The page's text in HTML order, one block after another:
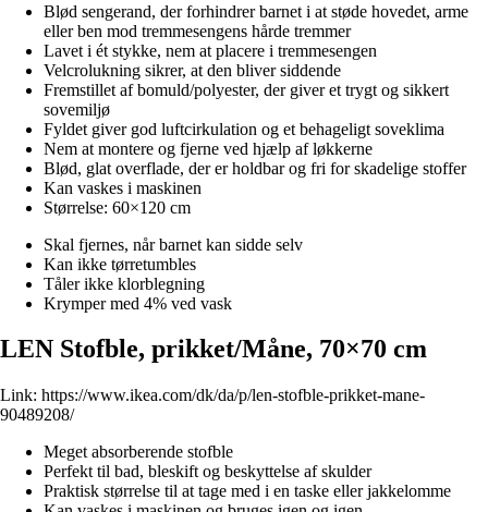
Blød sengerand, der forhindrer barnet i at støde hovedet, arme
eller ben mod tremmesengens hårde tremmer
Lavet i ét stykke, nem at placere i tremmesengen
Velcrolukning sikrer, at den bliver siddende
Fremstillet af bomuld/polyester, der giver et trygt og sikkert
sovemiljø
Fyldet giver god luftcirkulation og et behageligt soveklima
Nem at montere og fjerne ved hjælp af løkkerne
Blød, glat overflade, der er holdbar og fri for skadelige stoffer
Kan vaskes i maskinen
Størrelse: 60×120 cm
Skal fjernes, når barnet kan sidde selv
Kan ikke tørretumbles
Tåler ikke klorblegning
Krymper med 4% ved vask
LEN Stofble, prikket/Måne, 70×70 cm
Link: https://www.ikea.com/dk/da/p/len-stofble-prikket-mane-
90489208/
Meget absorberende stofble
Perfekt til bad, bleskift og beskyttelse af skulder
Praktisk størrelse til at tage med i en taske eller jakkelomme